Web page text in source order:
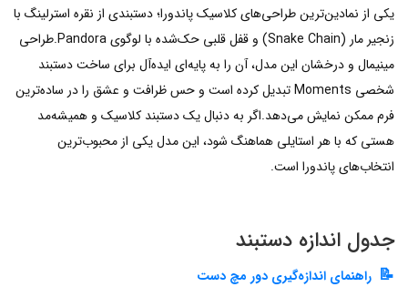
یکی از نمادین‌ترین طراحی‌های کلاسیک پاندورا؛ دستبندی از نقره استرلینگ با
زنجیر مار (Snake Chain) و قفل قلبی حک‌شده با لوگوی Pandora.طراحی
مینیمال و درخشان این مدل، آن را به پایه‌ای ایده‌آل برای ساخت دستبند
شخصی Moments تبدیل کرده است و حس ظرافت و عشق را در ساده‌ترین
فرم ممکن نمایش می‌دهد.اگر به دنبال یک دستبند کلاسیک و همیشه‌مد
هستی که با هر استایلی هماهنگ شود، این مدل یکی از محبوب‌ترین
انتخاب‌های پاندورا است.
جدول اندازه دستبند
راهنمای اندازه‌گیری دور مچ دست